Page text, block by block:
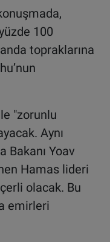
100
topraklarına
"zorunlu
Aynı
Bakanı Yoav
Hamas lideri
olacak. Bu
emirleri